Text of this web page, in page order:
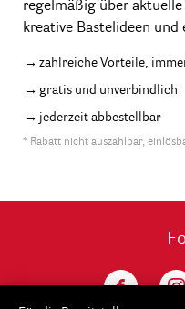
regelmäßig über
kreative Bastelideen und
zahlreiche Vorteile,
gratis und unverbindlich
jederzeit abbestellbar
* Rabatt nicht auszahlbar,